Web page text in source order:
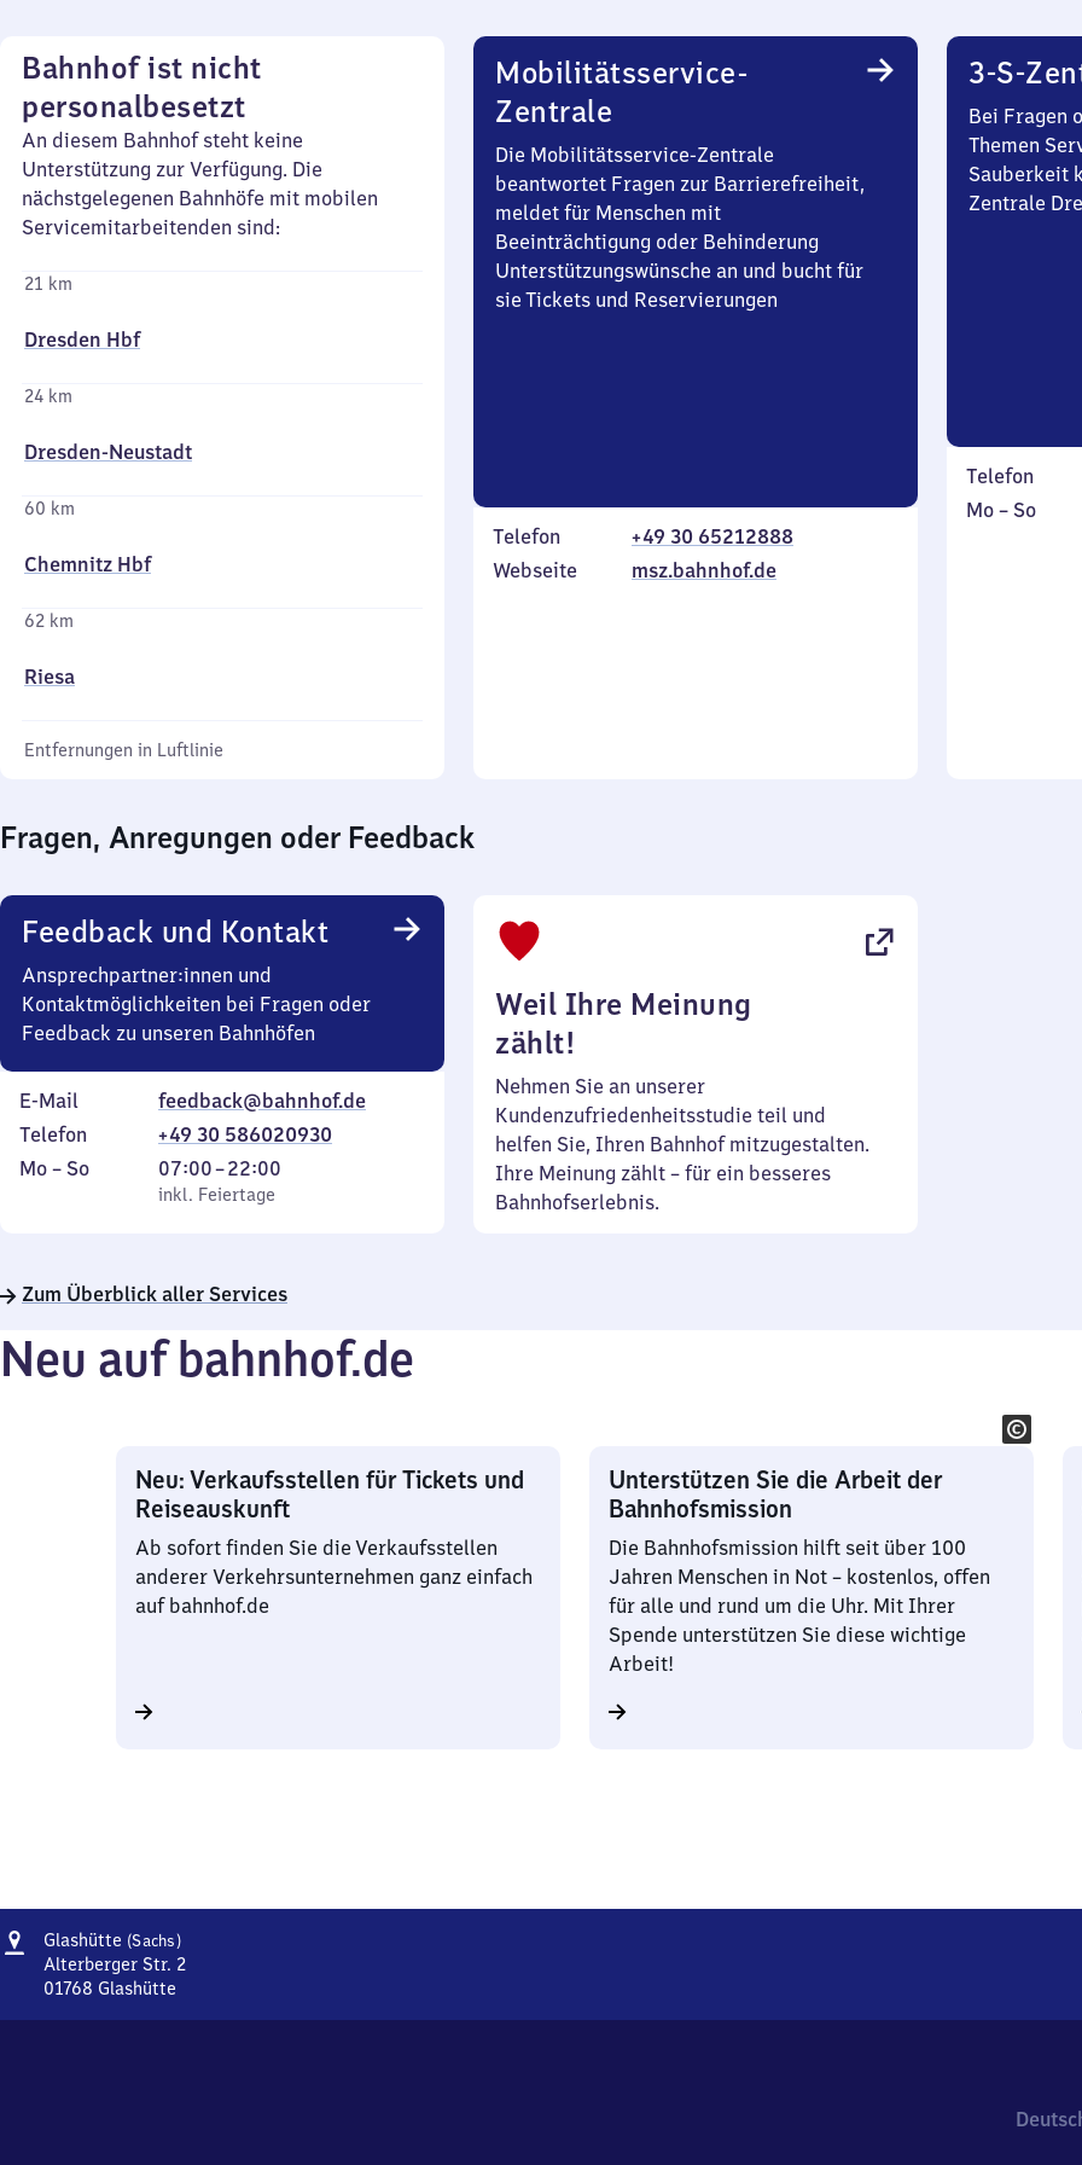
Bahnhof ist nicht
personalbesetzt
An diesem Bahnhof steht keine
Unterstützung zur Verfügung. Die
nächstgelegenen Bahnhöfe mit mobilen
Servicemitarbeitenden sind:
21 km
Dresden Hbf
24 km
Dresden-Neustadt
60 km
Chemnitz Hbf
62 km
Riesa
Entfernungen in Luftlinie
Mobilitätsservice-
Zentrale
Die Mobilitätsservice-Zentrale
beantwortet Fragen zur Barrierefreiheit,
meldet für Menschen mit
Beeinträchtigung oder Behinderung
Unterstützungswünsche an und bucht für
sie Tickets und Reservierungen
Telefon
+49 30 65212888
Webseite
msz.bahnhof.de
3-S-
Bei Fragen
Themen
Sauberkeit
Zentrale
Telefon
Montag
Mo – So,
Fragen, Anregungen oder Feedback
Feedback und Kontakt
Ansprechpartner:innen und
Kontaktmöglichkeiten bei Fragen oder
Feedback zu unseren Bahnhöfen
E-Mail
feedback@bahnhof.de
Telefon
+49 30 586020930
Montag
Mo – So,
inkl. Feiertage
07:00–22:00
Von
7
22
inkl. Feiertage
Weil Ihre Meinung
zählt!
Nehmen Sie an unserer
Kundenzufriedenheitsstudie teil und
helfen Sie, Ihren Bahnhof mitzugestalten.
Ihre Meinung zählt – für ein besseres
Bahnhofserlebnis.
Zum Überblick aller Services
Neu auf bahnhof.de
Neu: Verkaufsstellen für Tickets und
Reiseauskunft
Ab sofort finden Sie die Verkaufsstellen
anderer Verkehrsunternehmen ganz einfach
auf bahnhof.de
Unterstützen Sie die Arbeit der
Bahnhofsmission
Die Bahnhofsmission hilft seit über 100
Jahren Menschen in Not – kostenlos, offen
für alle und rund um die Uhr. Mit Ihrer
Spende unterstützen Sie diese wichtige
Arbeit!
Adresse
Glashütte (Sachs)Glashütte
(Sachsen)
Alterberger Str. 2
01768 Glashütte